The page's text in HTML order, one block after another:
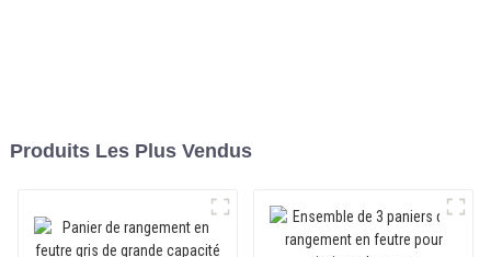
Produits Les Plus Vendus